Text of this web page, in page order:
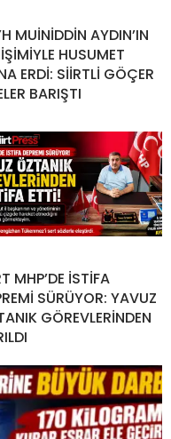
MUİNİDDİN AYDIN’IN
HUSUMET
ERDİ: SİİRTLİ GÖÇER
BARIŞTI
MHP’DE İSTİFA
SÜRÜYOR: YAVUZ
GÖREVLERİNDEN